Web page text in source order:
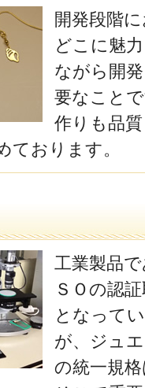
開発段階
どこに魅
ながら開
要なこと
作りも品
ております。
工業製品
ＳＯの認
となって
が、ジュ
の統一規